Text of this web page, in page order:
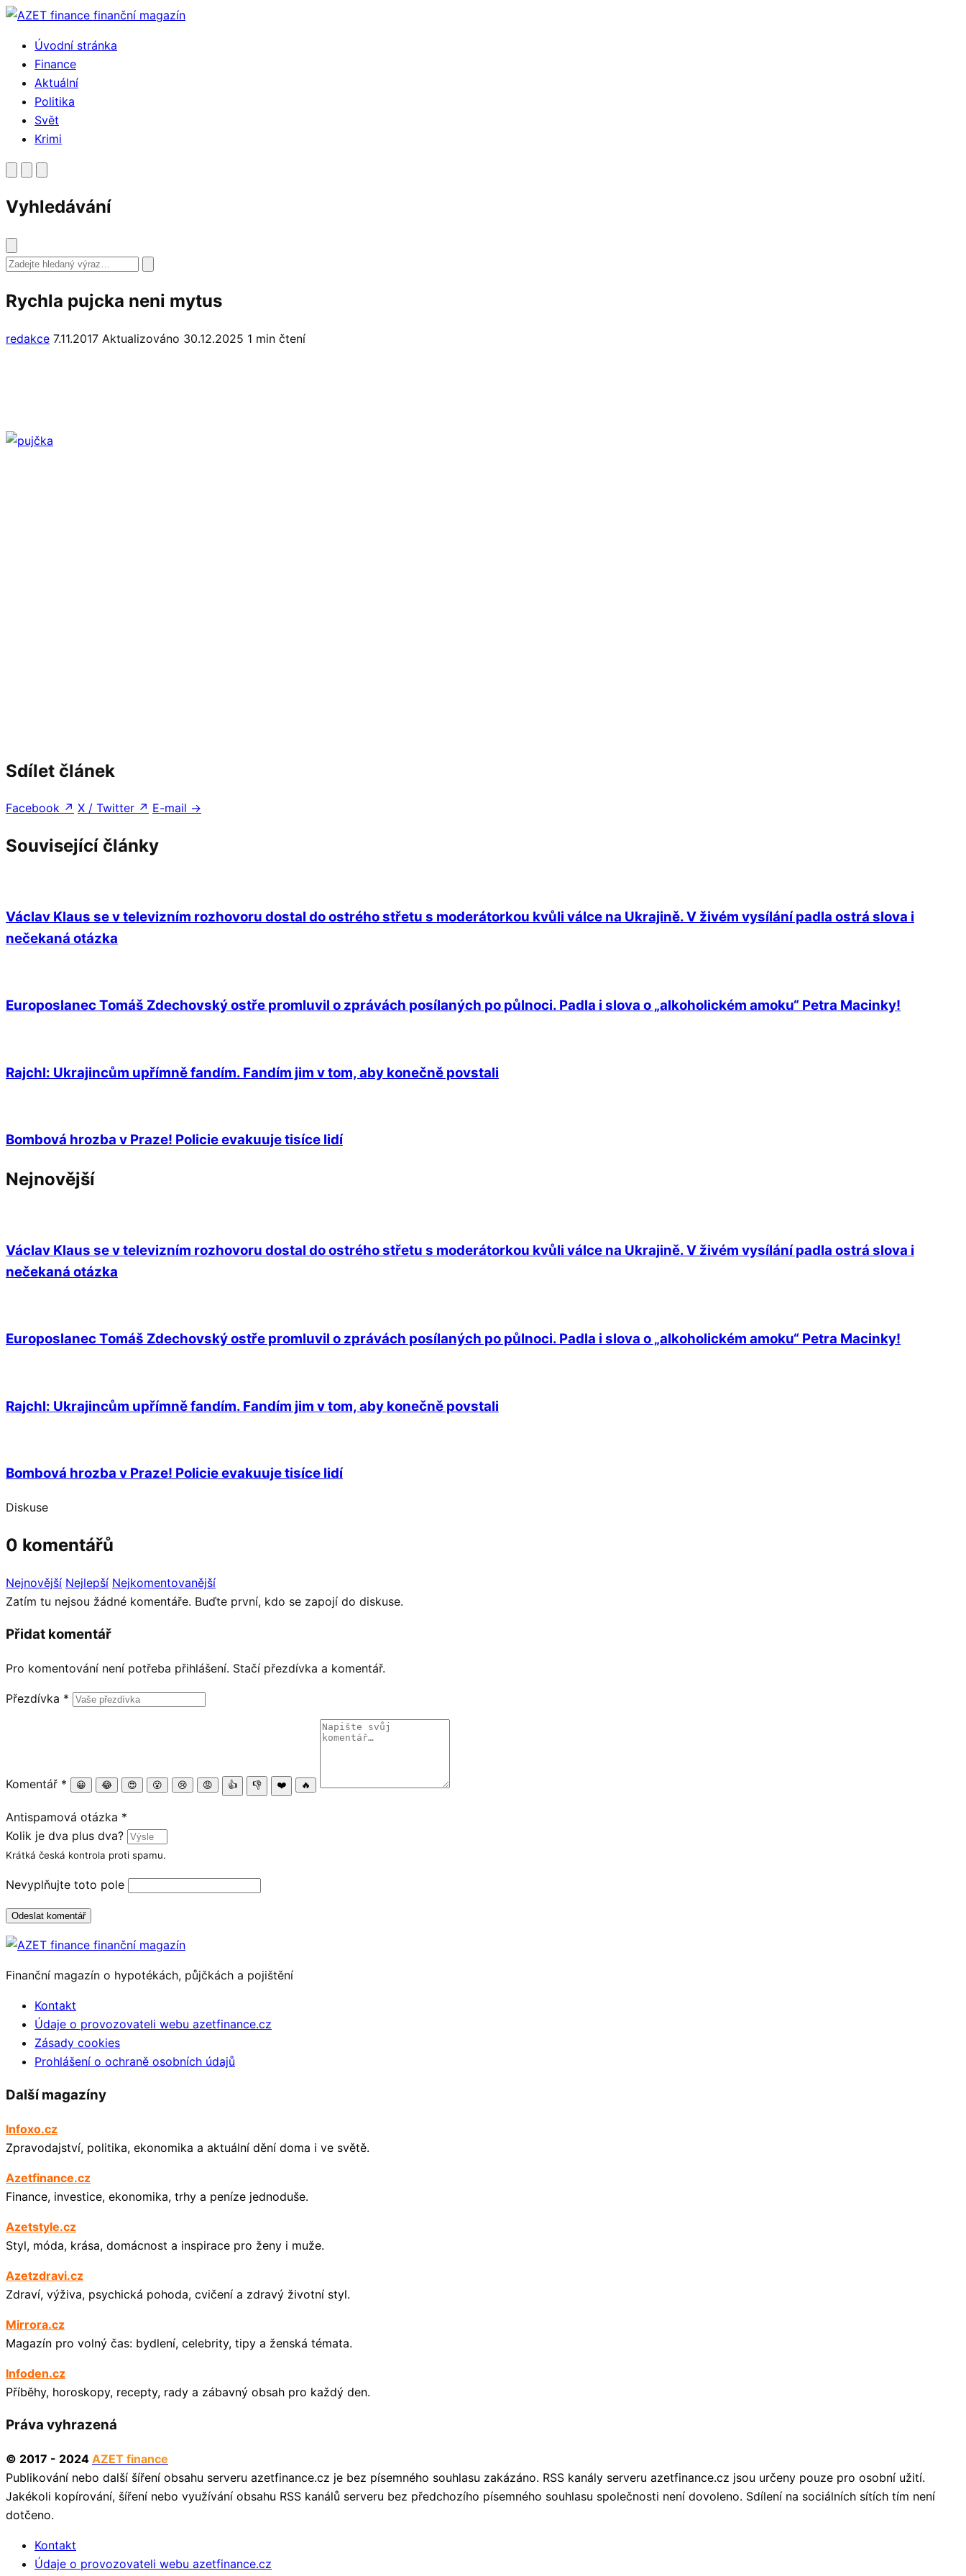
Přejít
obsahuÚvodní stránka
Finance
Aktuální
Politika
Svět
Krimi
Vyhledávání
Vyhledat
Rychla pujcka neni mytus
redakce 7.11.2017 Aktualizováno 30.12.2025 1 min čtení
Sdílet článek
Facebook ↗ X / Twitter ↗ E-mail →
Související články
Václav Klaus se v televizním rozhovoru dostal do ostrého střetu s moderátorkou kvůli válce na Ukrajině. V živém vysílání padla ostrá slova i
nečekaná otázka
Europoslanec Tomáš Zdechovský ostře promluvil o zprávách posílaných po půlnoci. Padla i slova o „alkoholickém amoku“ Petra Macinky!
Rajchl: Ukrajincům upřímně fandím. Fandím jim v tom, aby konečně povstali
Bombová hrozba v Praze! Policie evakuuje tisíce lidí
Nejnovější
Václav Klaus se v televizním rozhovoru dostal do ostrého střetu s moderátorkou kvůli válce na Ukrajině. V živém vysílání padla ostrá slova i
nečekaná otázka
Europoslanec Tomáš Zdechovský ostře promluvil o zprávách posílaných po půlnoci. Padla i slova o „alkoholickém amoku“ Petra Macinky!
Rajchl: Ukrajincům upřímně fandím. Fandím jim v tom, aby konečně povstali
Bombová hrozba v Praze! Policie evakuuje tisíce lidí
Diskuse
0 komentářů
Nejnovější Nejlepší Nejkomentovanější
Zatím tu nejsou žádné komentáře. Buďte první, kdo se zapojí do diskuse.
Přidat komentář
Pro komentování není potřeba přihlášení. Stačí přezdívka a komentář.
Přezdívka *
Komentář * 😀 😂 😍 😮 😢 😡 👍 👎 ❤️ 🔥
Antispamová otázka *
Kolik je dva plus dva?
Krátká česká kontrola proti spamu.
Nevyplňujte toto pole
Odeslat komentář
Finanční magazín o hypotékách, půjčkách a pojištění
Kontakt
Údaje o provozovateli webu azetfinance.cz
Zásady cookies
Prohlášení o ochraně osobních údajů
Další magazíny
Infoxo.cz
Zpravodajství, politika, ekonomika a aktuální dění doma i ve světě.
Azetfinance.cz
Finance, investice, ekonomika, trhy a peníze jednoduše.
Azetstyle.cz
Styl, móda, krása, domácnost a inspirace pro ženy i muže.
Azetzdravi.cz
Zdraví, výživa, psychická pohoda, cvičení a zdravý životní styl.
Mirrora.cz
Magazín pro volný čas: bydlení, celebrity, tipy a ženská témata.
Infoden.cz
Příběhy, horoskopy, recepty, rady a zábavný obsah pro každý den.
Práva vyhrazená
© 2017 - 2024 AZET finance
Publikování nebo další šíření obsahu serveru azetfinance.cz je bez písemného souhlasu zakázáno. RSS kanály serveru azetfinance.cz jsou určeny pouze pro osobní užití.
Jakékoli kopírování, šíření nebo využívání obsahu RSS kanálů serveru bez předchozího písemného souhlasu společnosti není dovoleno. Sdílení na sociálních sítích tím není
dotčeno.
Kontakt
Údaje o provozovateli webu azetfinance.cz